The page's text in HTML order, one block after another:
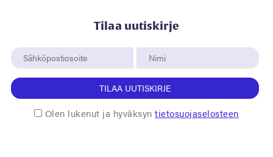
Tilaa uutiskirje
TILAA UUTISKIRJE
Olen lukenut ja hyväksyntietosuojaselosteen